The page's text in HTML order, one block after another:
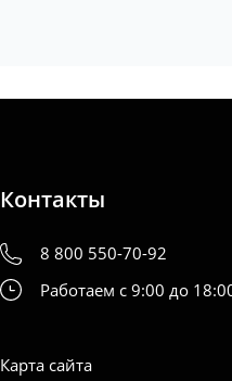
Контакты
8 800 550-70-92
Работаем с 9:00 до
Карта сайта